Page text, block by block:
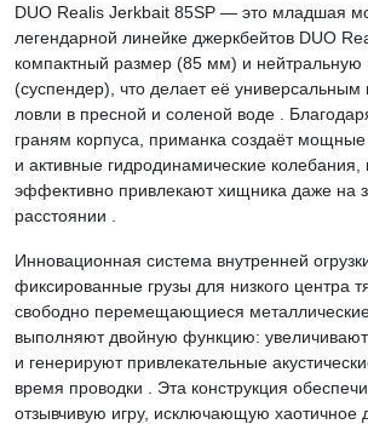
DUO Realis Jerkbait 85SP — это младшая
легендарной линейке джеркбейтов DUO
компактный размер (85 мм) и нейтральную
(суспендер), что делает её универсальным
ловли в пресной и соленой воде .
граням корпуса, приманка создаёт
и активные гидродинамические колебания,
эффективно привлекают хищника даже на
расстоянии .
Инновационная система внутренней
фиксированные грузы для низкого центра
свободно перемещающиеся
выполняют двойную функцию: увеличивают
и генерируют привлекательные
время проводки . Эта конструкция
отзывчивую игру, исключающую хаотичное